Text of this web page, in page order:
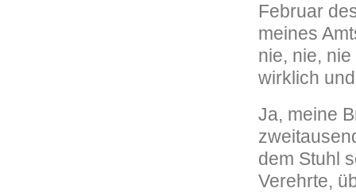
Februar
meines
nie, nie,
wirklich
Ja, meine
dem Stuhl
Verehrte,